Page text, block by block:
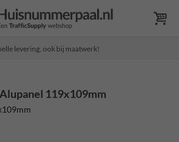
levering, ook bij maatwerk!
119x109mm